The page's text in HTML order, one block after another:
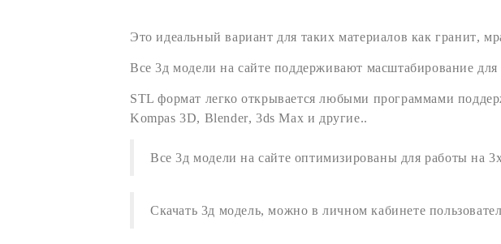
Это идеальный вариант для таких материалов какгранит,
Все3д модели на сайте поддерживают масштабирование
STL формат легко открывается любыми программами
Kompas 3D, Blender,3ds Max и другие..
Все3д модели на сайте оптимизированы для работы на
Скачать 3д модель,можно в личном кабинете